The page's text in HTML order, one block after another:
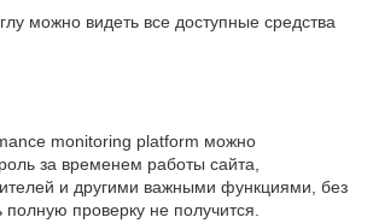
можно видеть все доступные средства
monitoring platform можно
за временем работы сайта,
и другими важными функциями, без
проверку не получится.